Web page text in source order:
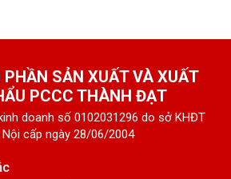
PHẦN SẢN XUẤT VÀ XUẤT
PCCC THÀNH ĐẠT
doanh số 0102031296 do sở KHĐT
Nội cấp ngày 28/06/2004